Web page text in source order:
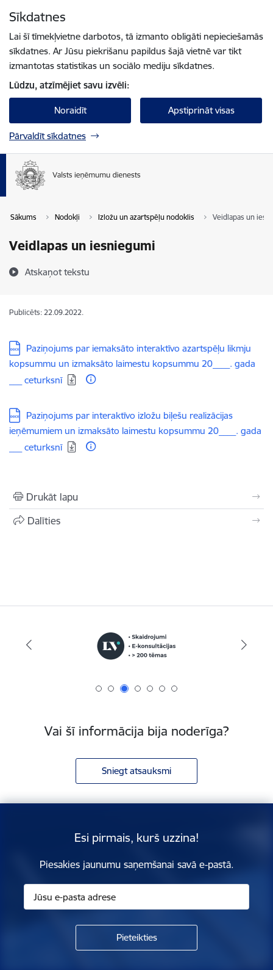
Sīkdatnes
Lai šī tīmekļvietne darbotos, tā izmanto obligāti nepieciešamās
sīkdatnes. Ar Jūsu piekrišanu papildus šajā vietnē var tikt
izmantotas statistikas un sociālo mediju sīkdatnes.
Lūdzu, atzīmējiet savu izvēli:
Noraidīt Apstiprināt visas
Pārvaldīt sīkdatnes
Sākums Nodokļi Izložu un azartspēļu nodoklis Veidlapas un
Veidlapas un iesniegumi
Atskaņot tekstu
Publicēts: 22.09.2022.
Lejupielādēt:
Paziņojums par iemaksāto interaktīvo azartspēļu likmju
kopsummu un izmaksāto laimestu kopsummu 20____. gada
___ ceturksnī
Lejupielādēt:
Paziņojums par interaktīvo izložu biļešu realizācijas
ieņēmumiem un izmaksāto laimestu kopsummu 20____. gada
___ ceturksnī
Drukāt lapu
Dalīties
Vai šī informācija bija noderīga?
Sniegt atsauksmi
Esi pirmais, kurš uzzina!
Piesakies jaunumu saņemšanai savā e-pastā.